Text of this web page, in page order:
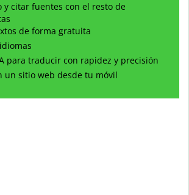
y citar fuentes con el resto de
de forma gratuita
para traducir con rapidez y precisión
un sitio web desde tu móvil